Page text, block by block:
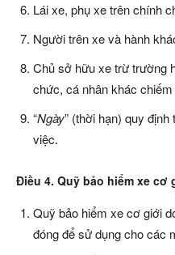
Lái xe, phụ xe trên chính
Người trên xe và hành
Chủ sở hữu xe trừ trường
chức, cá nhân khác
“Ngày” (thời hạn) quy
việc.
Điều 4. Quỹ bảo hiểm xe cơ
Quỹ bảo hiểm xe cơ giới
đóng để sử dụng cho các